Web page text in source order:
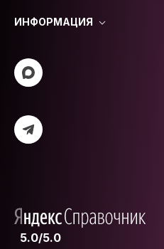
ИНФОРМАЦИЯ
5.0/5.0